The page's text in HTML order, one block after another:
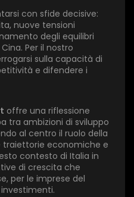
con sfide decisive:
nuove tensioni
degli equilibri
Per il nostro
sulla capacità di
e difendere i
offre una riflessione
tra ambizioni di sviluppo
al centro il ruolo della
traiettorie economiche e
contesto di Italia in
di crescita che
per le imprese del
×